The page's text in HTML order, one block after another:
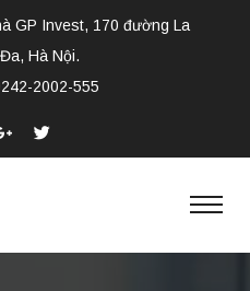
GP Invest, 170 đường La
Hà Nội.
2002-555​